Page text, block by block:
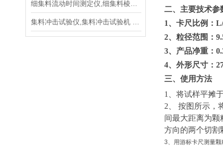
二、 主要技术参
1、 卡尺比例 ：
2、 粒径范围：
3、 产品净重：
4、 外形尺寸：
三、使用方法
1、将试样平摊
2、 按图所示，
间最大距离为
方向的两个切割
3、用游标卡尺测量